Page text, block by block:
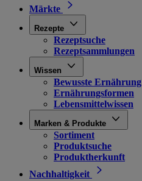
Märkte
Rezepte
Rezeptsuche
Rezeptsammlungen
Wissen
Bewusste Ernährung
Ernährungsformen
Lebensmittelwissen
Marken & Produkte
Sortiment
Produktsuche
Produktherkunft
Nachhaltigkeit